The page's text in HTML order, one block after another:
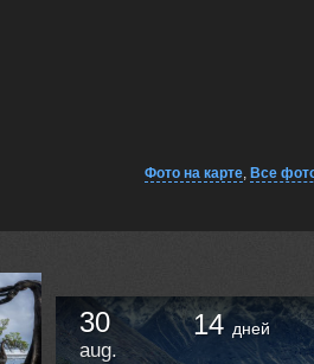
Фото на карте, Все
30
aug.
14 дней